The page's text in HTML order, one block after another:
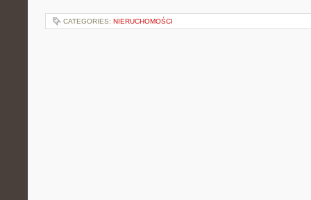
CATEGORIES: NIERUCHOMOŚCI